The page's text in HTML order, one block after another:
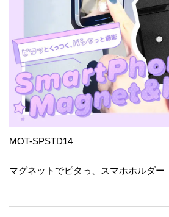
MOT-SPSTD14
マグネットでピタっ、スマホホルダー